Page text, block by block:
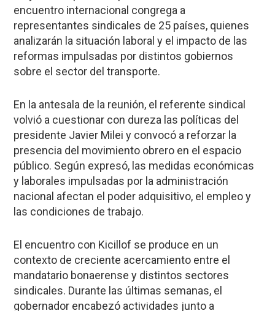
encuentro internacional congrega a
representantes sindicales de 25 países, quienes
analizarán la situación laboral y el impacto de las
reformas impulsadas por distintos gobiernos
sobre el sector del transporte.
En la antesala de la reunión, el referente sindical
volvió a cuestionar con dureza las políticas del
presidente Javier Milei y convocó a reforzar la
presencia del movimiento obrero en el espacio
público. Según expresó, las medidas económicas
y laborales impulsadas por la administración
nacional afectan el poder adquisitivo, el empleo y
las condiciones de trabajo.
El encuentro con Kicillof se produce en un
contexto de creciente acercamiento entre el
mandatario bonaerense y distintos sectores
sindicales. Durante las últimas semanas, el
gobernador encabezó actividades junto a